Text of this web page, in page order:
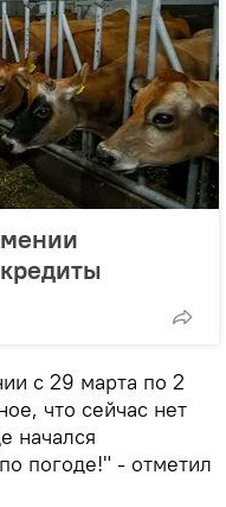
с 29 марта по 2
что сейчас нет
начался
погоде!" - отметил